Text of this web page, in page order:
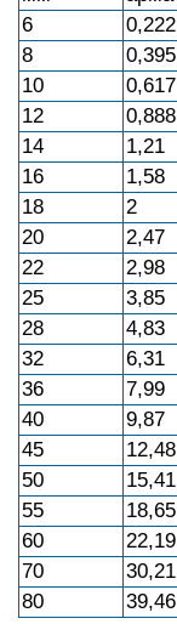
6
0,222
8
0,395
10
0,617
12
0,888
14
1,21
16
1,58
18
2
20
2,47
22
2,98
25
3,85
28
4,83
32
6,31
36
7,99
40
9,87
45
12,48
50
15,41
55
18,65
60
22,19
70
30,21
80
39,46